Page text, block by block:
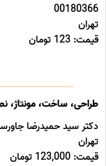
00180366
تهران
قیمت: 123 تومان
طراحی، ساخت، مونتاژ،
دکتر سید حمیدرضا
تهران
قیمت: 123,000 تومان